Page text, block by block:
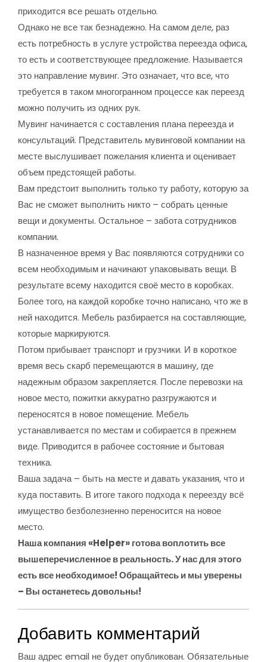
приходится все решать отдельно.
Однако не все так безнадежно. На самом деле, раз
есть потребность в услуге устройства переезда офиса,
то есть и соответствующее предложение. Называется
это направление мувинг. Это означает, что все, что
требуется в таком многогранном процессе как переезд
можно получить из одних рук.
Мувинг начинается с составления плана переезда и
консультаций. Представитель мувинговой компании на
месте выслушивает пожелания клиента и оценивает
объем предстоящей работы.
Вам предстоит выполнить только ту работу, которую за
Вас не сможет выполнить никто – собрать ценные
вещи и документы. Остальное – забота сотрудников
компании.
В назначенное время у Вас появляются сотрудники со
всем необходимым и начинают упаковывать вещи. В
результате всему находится своё место в коробках.
Более того, на каждой коробке точно написано, что же в
ней находится. Мебель разбирается на составляющие,
которые маркируются.
Потом прибывает транспорт и грузчики. И в короткое
время весь скарб перемещаются в машину, где
надежным образом закрепляется. После перевозки на
новое место, пожитки аккуратно разгружаются и
переносятся в новое помещение. Мебель
устанавливается по местам и собирается в прежнем
виде. Приводится в рабочее состояние и бытовая
техника.
Ваша задача – быть на месте и давать указания, что и
куда поставить. В итоге такого подхода к переезду всё
имущество безболезненно переносится на новое
место.
Наша компания «Helper» готова воплотить все
вышеперечисленное в реальность. У нас для этого
есть все необходимое! Обращайтесь и мы уверены
– Вы останетесь довольны!
Добавить комментарий
Ваш адрес email не будет опубликован. Обязательные